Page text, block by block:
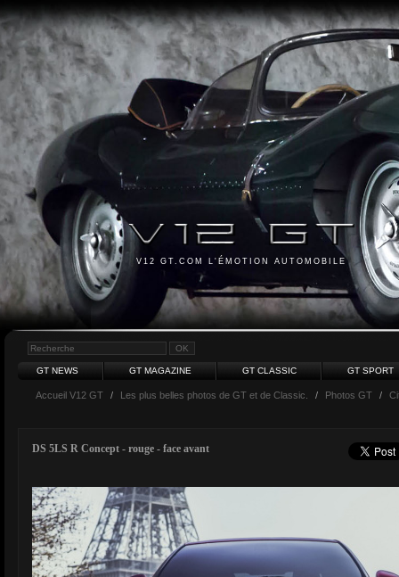
V12 GT.COM L'ÉMOTION AUTOMOBILE
GT NEWS GT MAGAZINE GT CLASSIC GT SPORT
Accueil V12 GT / Les plus belles photos de GT et de Classic. / Photos GT /
DS 5LS R Concept - rouge - face avant